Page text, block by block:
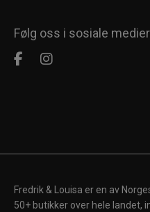
Følg oss i sosiale medier
Fredrik & Louisa er en av
50+ butikker over hele landet,